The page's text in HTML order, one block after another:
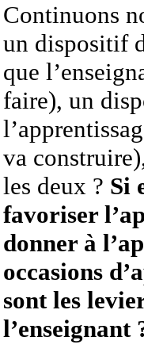
Continuons
un dispositif
que
faire), un
va
les deux ? Si
favoriser
donner à
occasions
sont les
l’enseignant